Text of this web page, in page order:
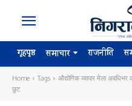
गृहपृष्ठ समाचार राजनीति
Home Tags
औद्योगिक व्यापार मेला अवधिभर
छुट